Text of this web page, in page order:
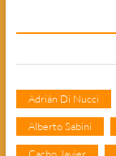
Adrián Di Nucci
Alberto Sabini